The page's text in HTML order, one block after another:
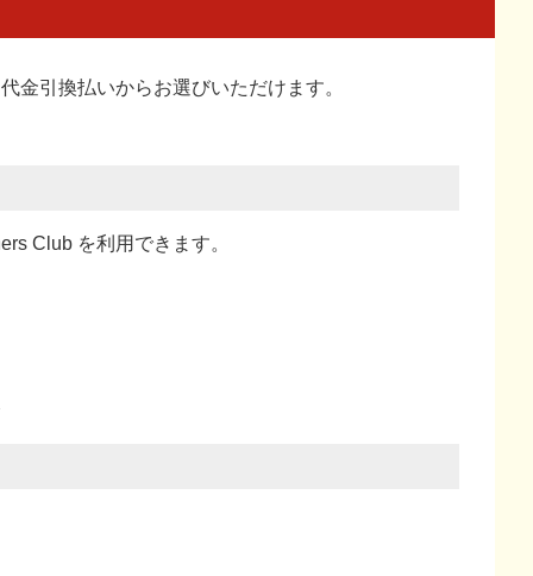
金引換払いからお選びいただけます。
Club を利用できます。